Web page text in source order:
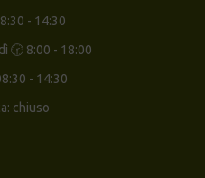
- 14:30
🕝 8:00 - 18:00
- 14:30
chiuso